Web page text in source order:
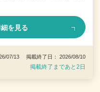
を見る
07/13 掲載終了日： 2026/08/10
掲載終了まであと2日